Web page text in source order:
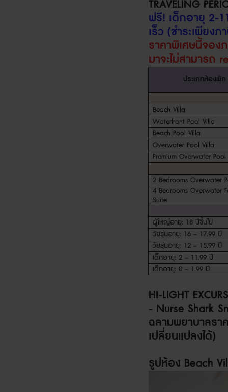
TRAVELING
ฟรี! เด็กอายุ 2-
เร็ว (ชำระเพียง
ราคาพิเศษนี้จอง
มาจะไม่สามารถ
ประเภทห้องพัก
Beach Villa
Waterfront Pool Villa
Beach Pool Villa
Overwater Pool Villa
Premium Overwater
2 Bedrooms Overwater
4 Bedrooms Overwater
Suite
ผู้ใหญ่อายุ: 18 ปีขึ้นไป
วัยรุ่นอายุ: 16 – 17.99 ปี
วัยรุ่นอายุ: 12 – 15.99 ปี
เด็กอายุ: 2 – 11.99 ปี
เด็กอายุ: 0 – 1.99 ปี
HI-LIGHT
- Nurse Shark
ฉลามพยาบาลรา
เปลี่ยนแปลงได้)
รูปห้อง Beach